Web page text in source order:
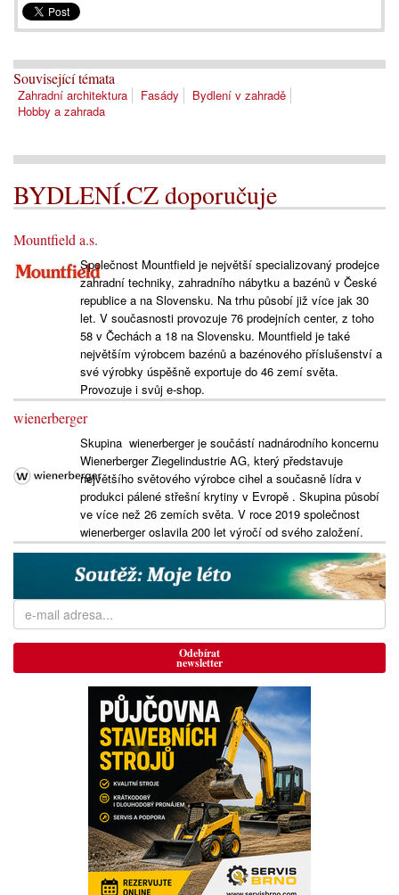
Související témata
Zahradní architektura Fasády
Bydlení v zahradě
Hobby a zahrada
BYDLENÍ.CZ doporučuje
Mountfield a.s.
Společnost Mountfield je největší specializovaný prodejce
zahradní techniky, zahradního nábytku a bazénů v České
republice a na Slovensku. Na trhu působí již více jak 30
let. V současnosti provozuje 76 prodejních center, z toho
58 v Čechách a 18 na Slovensku. Mountfield je také
největším výrobcem bazénů a bazénového příslušenství a
své výrobky úspěšně exportuje do 46 zemí světa.
Provozuje i svůj e-shop.
wienerberger
Skupina wienerberger je součástí nadnárodního koncernu
Wienerberger Ziegelindustrie AG, který představuje
největšího světového výrobce cihel a současně lídra v
produkci pálené střešní krytiny v Evropě . Skupina působí
ve více než 26 zemích světa. V roce 2019 společnost
wienerberger oslavila 200 let výročí od svého založení.
Odebírat
newsletter